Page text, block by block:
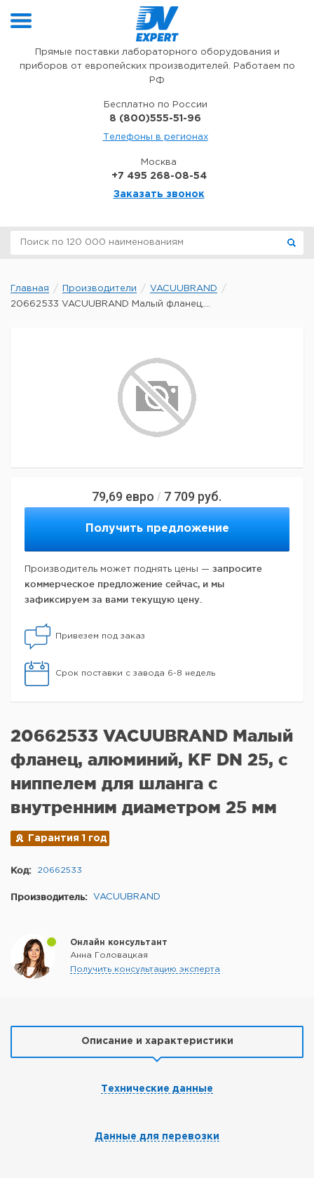
Прямые поставки лабораторного оборудования и
приборов от европейских производителей. Работаем по
РФ
Бесплатно по России
8 (800)555-51-96
Телефоны в регионах
Москва
+7 495 268-08-54
Заказать звонок
Главная Производители
VACUUBRAND
20662533 VACUUBRAND Малый фланец,...
79,69 евро / 7 709 руб.
Получить предложение
Производитель может поднять цены — запросите
коммерческое предложение сейчас, и мы
зафиксируем за вами текущую цену.
Привезем под заказ
Срок поставки с завода 6-8 недель
20662533 VACUUBRAND Малый
фланец, алюминий, KF DN 25, с
ниппелем для шланга с
внутренним диаметром 25 мм
Гарантия 1 год
Код: 20662533
Производитель: VACUUBRAND
Онлайн консультант
Анна Головацкая
Получить консультацию эксперта
Описание и характеристики
Технические данные
Данные для перевозки